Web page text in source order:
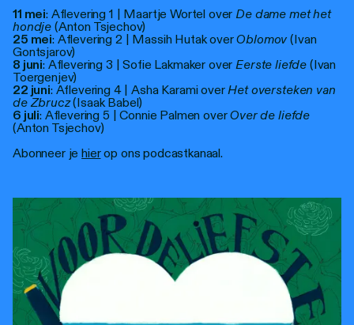
11 mei: Aflevering 1 | Maartje Wortel over De dame met het
hondje (Anton Tsjechov)
25 mei: Aflevering 2 | Massih Hutak overOblomov(Ivan
Gontsjarov)
8 juni: Aflevering 3 | Sofie Lakmaker overEerste liefde (Ivan
Toergenjev)
22 juni: Aflevering 4 | Asha Karami overHet oversteken van
de Zbrucz(Isaak Babel)
6 juli: Aflevering 5 | Connie Palmen overOver de liefde
(Anton Tsjechov)
Abonneer jehierop ons podcastkanaal.